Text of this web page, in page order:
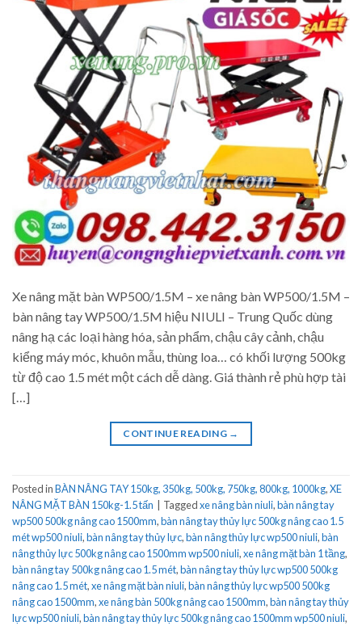
Xe nâng mặt bàn WP500/1.5M – xe nâng bàn WP500/1.5M –
bàn nâng tay WP500/1.5M hiệu NIULI – Trung Quốc dùng
nâng hạ các loại hàng hóa, sản phẩm, chậu cây cảnh, chậu
kiểng máy móc, khuôn mẫu, thùng loa… có khối lượng 500kg
từ độ cao 1.5 mét một cách dễ dàng. Giá thành rẻ phù hợp tài
[…]
CONTINUE READING →
Posted inBÀN NÂNG TAY 150kg, 350kg, 500kg, 750kg, 800kg, 1000kg,XE
NÂNG MẶT BÀN 150kg-1.5 tấn
Taggedxe nâng bàn niuli,bàn nâng tay
wp500 500kg nâng cao 1500mm,bàn nâng tay thủy lực 500kg nâng cao 1.5
mét wp500 niuli,bàn nâng tay thủy lực,bàn nâng thủy lực wp500 niuli,bàn
nâng thủy lực 500kg nâng cao 1500mm wp500 niuli,xe nâng mặt bàn 1 tầng,
bàn nâng tay 500kg nâng cao 1.5 mét,bàn nâng tay thủy lực wp500 500kg
nâng cao 1.5 mét,xe nâng mặt bàn niuli,bàn nâng thủy lực wp500 500kg
nâng cao 1500mm,xe nâng bàn 500kg nâng cao 1500mm,bàn nâng tay thủy
lực wp500 niuli,bàn nâng tay thủy lực 500kg nâng cao 1500mm wp500 niuli,